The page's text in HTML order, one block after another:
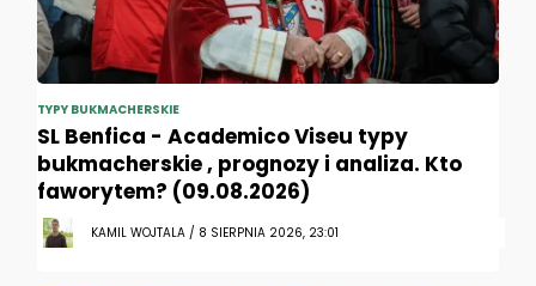
TYPY BUKMACHERSKIE
SL Benfica - Academico Viseu typy
bukmacherskie , prognozy i analiza. Kto
faworytem? (09.08.2026)
KAMIL WOJTALA / 8 SIERPNIA 2026, 23:01